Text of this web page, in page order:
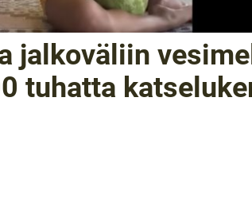
jalkoväliin
tuhatta